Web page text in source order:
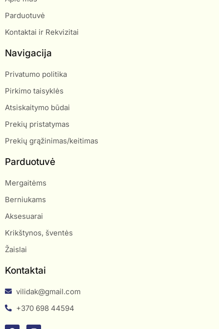
Parduotuvė
Kontaktai ir Rekvizitai
Navigacija
Privatumo politika
Pirkimo taisyklės
Atsiskaitymo būdai
Prekių pristatymas
Prekių grąžinimas/keitimas
Parduotuvė
Mergaitėms
Berniukams
Aksesuarai
Krikštynos, šventės
Žaislai
Kontaktai
vilidak@gmail.com
+370 698 44594